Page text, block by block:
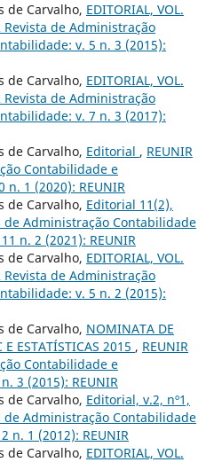
de Carvalho, EDITORIAL, VOL.
Revista de Administração
v. 5 n. 3 (2015):
de Carvalho, EDITORIAL, VOL.
Revista de Administração
v. 7 n. 3 (2017):
de Carvalho, Editorial , REUNIR
Contabilidade e
1 (2020): REUNIR
de Carvalho, Editorial 11(2),
de Administração Contabilidade
n. 2 (2021): REUNIR
de Carvalho, EDITORIAL, VOL.
Revista de Administração
v. 5 n. 2 (2015):
de Carvalho, NOMINATA DE
ESTATÍSTICAS 2015 , REUNIR
Contabilidade e
3 (2015): REUNIR
de Carvalho, Editorial, v.2, nº1,
de Administração Contabilidade
n. 1 (2012): REUNIR
de Carvalho, EDITORIAL, VOL.